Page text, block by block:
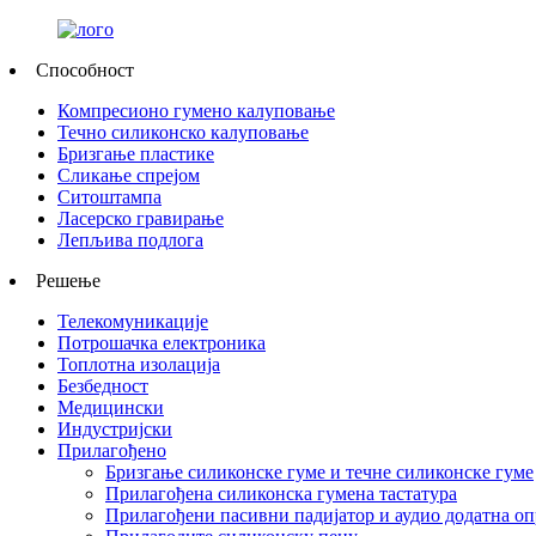
Способност
Компресионо гумено калуповање
Течно силиконско калуповање
Бризгање пластике
Сликање спрејом
Ситоштампа
Ласерско гравирање
Лепљива подлога
Решење
Телекомуникације
Потрошачка електроника
Топлотна изолација
Безбедност
Медицински
Индустријски
Прилагођено
Бризгање силиконске гуме и течне силиконске гуме
Прилагођена силиконска гумена тастатура
Прилагођени пасивни падијатор и аудио додатна